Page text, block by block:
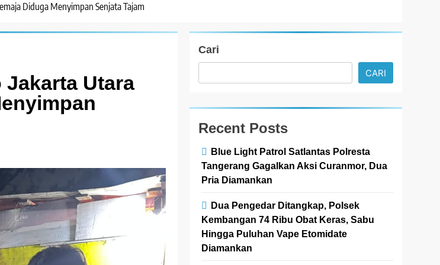
Diduga Menyimpan Senjata Tajam
Utara
Cari
CARI
Recent Posts
Blue Light Patrol Satlantas Polresta
Tangerang Gagalkan Aksi Curanmor, Dua
Pria Diamankan
Dua Pengedar Ditangkap, Polsek
Kembangan 74 Ribu Obat Keras, Sabu
Hingga Puluhan Vape Etomidate
Diamankan